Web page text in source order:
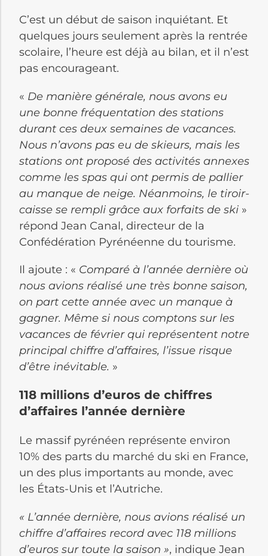
C’est un début de saison inquiétant. Et
quelques jours seulement après la rentrée
scolaire, l’heure est déjà au bilan, et il n’est
pas encourageant.
« De manière générale, nous avons eu
une bonne fréquentation des stations
durant ces deux semaines de vacances.
Nous n’avons pas eu de skieurs, mais les
stations ont proposé des activités annexes
comme les spas qui ont permis de pallier
au manque de neige. Néanmoins, le tiroir-
caisse se rempli grâce aux forfaits de ski »
répond Jean Canal, directeur de la
Confédération Pyrénéenne du tourisme.
Il ajoute : « Comparé à l’année dernière où
nous avions réalisé une très bonne saison,
on part cette année avec un manque à
gagner. Même si nous comptons sur les
vacances de février qui représentent notre
principal chiffre d’affaires, l’issue risque
d’être inévitable. »
118 millions d’euros de chiffres
d’affaires l’année dernière
Le massif pyrénéen représente environ
10% des parts du marché du ski en France,
un des plus importants au monde, avec
les États-Unis et l’Autriche.
« L’année dernière, nous avions réalisé un
chiffre d’affaires record avec 118 millions
d’euros sur toute la saison », indique Jean